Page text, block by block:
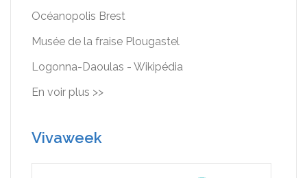
Océanopolis Brest
Musée de la fraise Plougastel
Logonna-Daoulas - Wikipédia
En voir plus >>
Vivaweek